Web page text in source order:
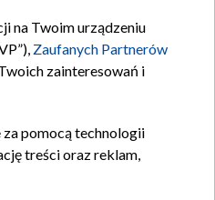
na Twoim urządzeniu
Zaufanych Partnerów
zainteresowań i
za pomocą technologii
treści oraz reklam,